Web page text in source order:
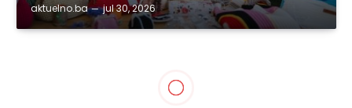
aktuelno.ba jul 30, 2026